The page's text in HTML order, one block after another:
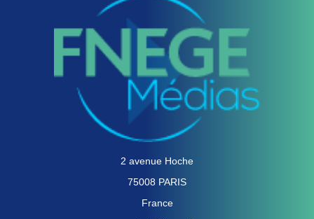
2 avenue Hoche
75008 PARIS
France